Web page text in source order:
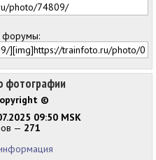
фотографии
©
09:50 MSK
— 271
форумы: